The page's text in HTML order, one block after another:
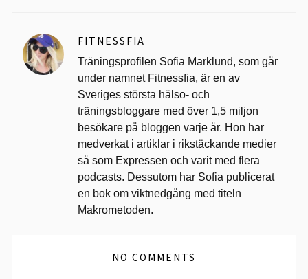
FITNESSFIA
Träningsprofilen Sofia Marklund, som går
under namnet Fitnessfia, är en av
Sveriges största hälso- och
träningsbloggare med över 1,5 miljon
besökare på bloggen varje år. Hon har
medverkat i artiklar i rikstäckande medier
så som Expressen och varit med flera
podcasts. Dessutom har Sofia publicerat
en bok om viktnedgång med titeln
Makrometoden.
NO COMMENTS